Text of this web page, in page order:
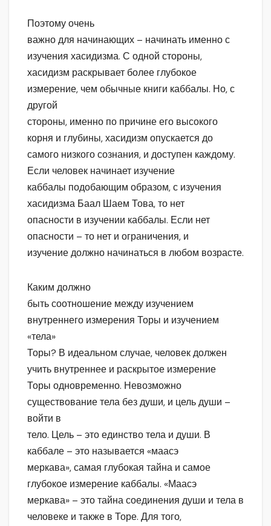
Поэтому очень
важно для начинающих – начинать именно с
изучения хасидизма. С одной стороны,
хасидизм раскрывает более глубокое
измерение, чем обычные книги каббалы. Но, с
другой
стороны, именно по причине его высокого
корня и глубины, хасидизм опускается до
самого низкого сознания, и доступен каждому.
Если человек начинает изучение
каббалы подобающим образом, с изучения
хасидизма Баал Шаем Това, то нет
опасности в изучении каббалы. Если нет
опасности – то нет и ограничения, и
изучение должно начинаться в любом возрасте.
Каким должно
быть соотношение между изучением
внутреннего измерения Торы и изучением
«тела»
Торы? В идеальном случае, человек должен
учить внутреннее и раскрытое измерение
Торы одновременно. Невозможно
существование тела без души, и цель души –
войти в
тело. Цель – это единство тела и души. В
каббале – это называется «маасэ
меркава», самая глубокая тайна и самое
глубокое измерение каббалы. «Маасэ
меркава» – это тайна соединения души и тела в
человеке и также в Торе. Для того,